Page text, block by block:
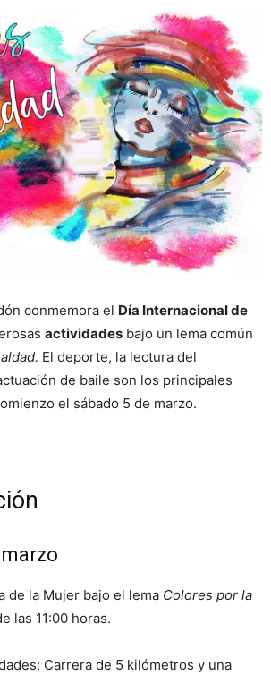
conmemora el Día Internacional de
actividades bajo un lema común
El deporte, la lectura del
de baile son los principales
el sábado 5 de marzo.
de la Mujer bajo el lema Colores por la
las 11:00 horas.
Carrera de 5 kilómetros y una